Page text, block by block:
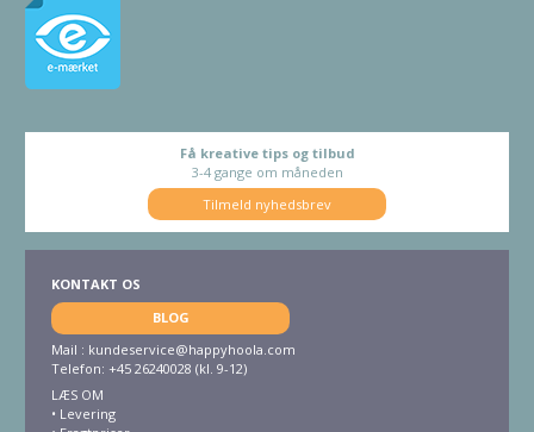
Få kreative tips og tilbud
3-4 gange om måneden
Tilmeld nyhedsbrev
KONTAKT OS
BLOG
Mail : kundeservice@happyhoola.com
Telefon: +45 26240028 (kl. 9-12)
LÆS OM
• Levering